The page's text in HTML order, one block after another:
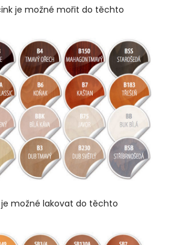
je možné mořit do těchto
možné lakovat do těchto